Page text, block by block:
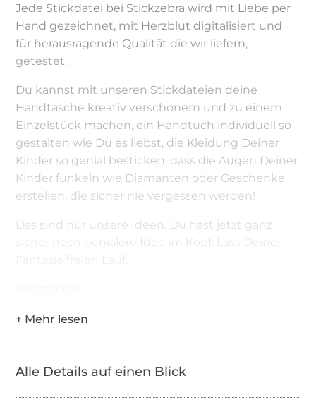
Jede Stickdatei bei Stickzebra wird mit Liebe per
Hand gezeichnet, mit Herzblut digitalisiert und
für herausragende Qualität die wir liefern,
getestet.
Du kannst mit unseren Stickdateien deine
Handtasche kreativ verschönern und zu einem
Einzelstück machen, ein Handtuch individuell so
gestalten wie Du es liebst, die Kleidung Deiner
Kinder so genial besticken, dass die Augen Deiner
Kinder funkeln wie Diamanten oder Geschenke
erstellen, die sicher nie vergessen werden!
Das sind nur unsere Ideen. Du hast jetzt ganz
sicher noch genialere Idee im Kopf. Lass Deiner
Bitte beachten Sie, dass meine Stickdateien
Von jedem Motiv dürfen Sie maximal 50 Stück
absticken.
Alle Details auf einen Blick